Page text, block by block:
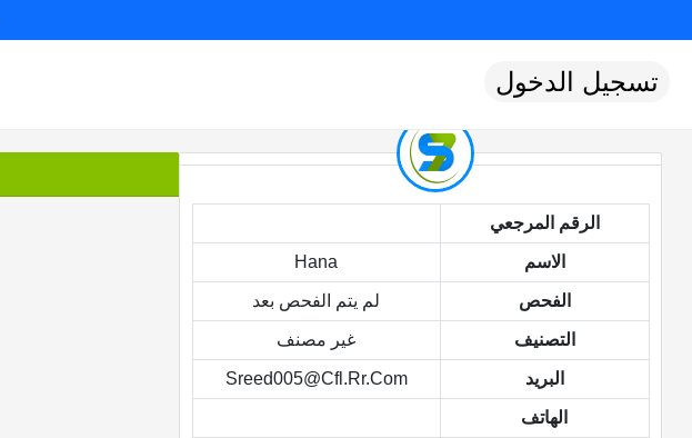
تسجيل الدخول
الرقم المرجعي
الاسم Hana
الفحص لم يتم الفحص بعد
التصنيف غير مصنف
البريد Sreed005@cfl.rr.com
الهاتف